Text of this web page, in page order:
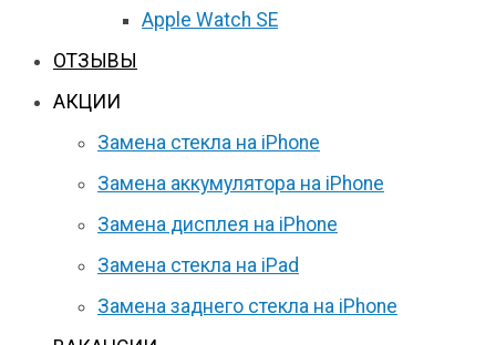
Apple Watch SE
ОТЗЫВЫ
АКЦИИ
Замена стекла на iPhone
Замена аккумулятора на iPhone
Замена дисплея на iPhone
Замена стекла на iPad
Замена заднего стекла на iPhone